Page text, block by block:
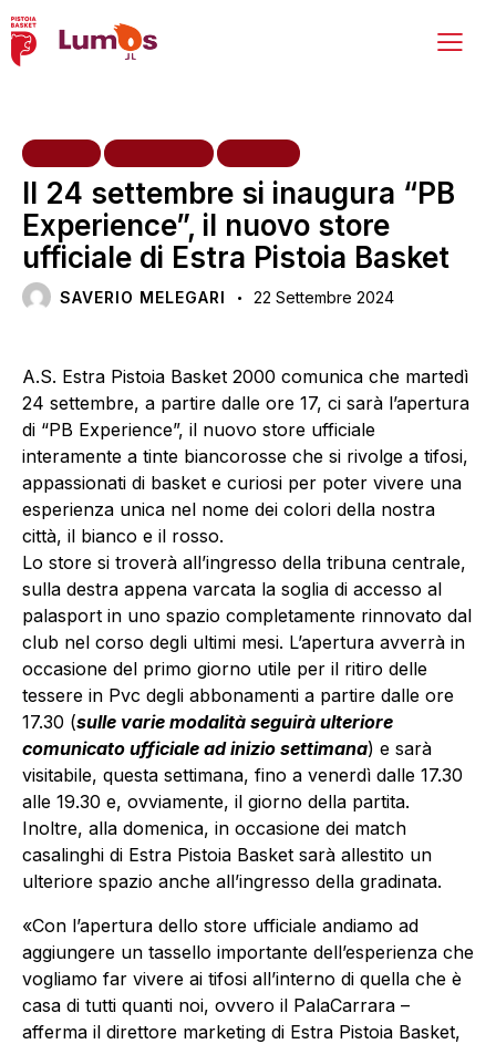
Il 24 settembre si inaugura “PB
Experience”, il nuovo store
ufficiale di Estra Pistoia Basket
SAVERIO MELEGARI 22 Settembre 2024
A.S. Estra Pistoia Basket 2000 comunica che martedì
24 settembre, a partire dalle ore 17, ci sarà l’apertura
di “PB Experience”, il nuovo store ufficiale
interamente a tinte biancorosse che si rivolge a tifosi,
appassionati di basket e curiosi per poter vivere una
esperienza unica nel nome dei colori della nostra
città, il bianco e il rosso.
Lo store si troverà all’ingresso della tribuna centrale,
sulla destra appena varcata la soglia di accesso al
palasport in uno spazio completamente rinnovato dal
club nel corso degli ultimi mesi. L’apertura avverrà in
occasione del primo giorno utile per il ritiro delle
tessere in Pvc degli abbonamenti a partire dalle ore
17.30 (sulle varie modalità seguirà ulteriore
comunicato ufficiale ad inizio settimana) e sarà
visitabile, questa settimana, fino a venerdì dalle 17.30
alle 19.30 e, ovviamente, il giorno della partita.
Inoltre, alla domenica, in occasione dei match
casalinghi di Estra Pistoia Basket sarà allestito un
ulteriore spazio anche all’ingresso della gradinata.
«Con l’apertura dello store ufficiale andiamo ad
aggiungere un tassello importante dell’esperienza che
vogliamo far vivere ai tifosi all’interno di quella che è
casa di tutti quanti noi, ovvero il PalaCarrara –
afferma il direttore marketing di Estra Pistoia Basket,